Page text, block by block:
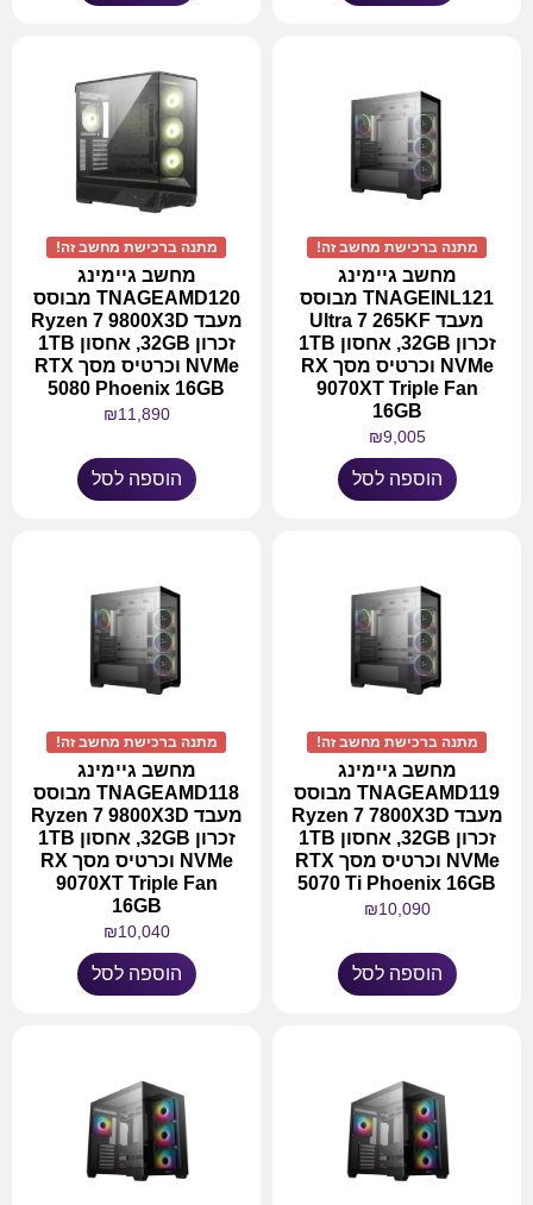
מתנה ברכישת מחשב זה!
מחשב גיימינג
TNAGEINL121 מבוסס
מעבד Ultra 7 265KF
זכרון 32GB, אחסון 1TB
NVMe וכרטיס מסך RX
9070XT Triple Fan
16GB
₪9,005
הוספה לסל
מתנה ברכישת מחשב זה!
מחשב גיימינג
TNAGEAMD120 מבוסס
מעבד Ryzen 7 9800X3D
זכרון 32GB, אחסון 1TB
NVMe וכרטיס מסך RTX
5080 Phoenix 16GB
₪11,890
הוספה לסל
מתנה ברכישת מחשב זה!
מחשב גיימינג
TNAGEAMD119 מבוסס
מעבד Ryzen 7 7800X3D
זכרון 32GB, אחסון 1TB
NVMe וכרטיס מסך RTX
5070 Ti Phoenix 16GB
₪10,090
הוספה לסל
מתנה ברכישת מחשב זה!
מחשב גיימינג
TNAGEAMD118 מבוסס
מעבד Ryzen 7 9800X3D
זכרון 32GB, אחסון 1TB
NVMe וכרטיס מסך RX
9070XT Triple Fan
16GB
₪10,040
הוספה לסל